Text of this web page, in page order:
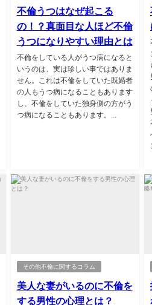
不倫うつはなぜ起こる
の！？真面目な人ほど不倫
うつになりやすい理由とは
不倫をしている人がうつ病になると
いうのは、実は珍しい事ではありま
せん。これは不倫をしていた既婚者
の人もうつ病になることもあります
し、不倫をしていた独身側の方がう
つ病になることもあります。...
その他不倫に関するコラム
美人な妻がいるのに不倫を
する男性の心理とは？